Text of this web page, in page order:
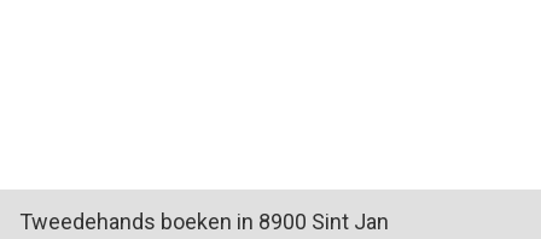
Tweedehands boeken in 8900 Sint Jan